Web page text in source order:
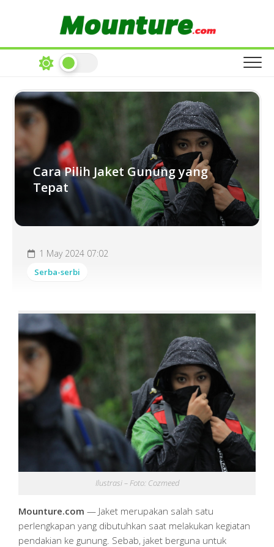
Cara Pilih Jaket Gunung yang
Tepat
1 May 2024 07:02
Serba-serbi
Ilustrasi – Foto: Cozmeed
Mounture.com — Jaket merupakan salah satu
perlengkapan yang dibutuhkan saat melakukan kegiatan
pendakian ke gunung. Sebab, jaket berguna untuk